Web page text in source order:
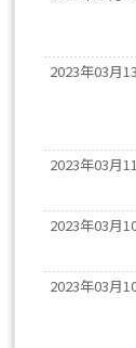
2023年03月
2023年03月
2023年03月
2023年03月